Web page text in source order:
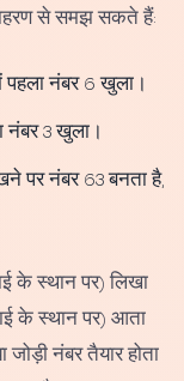
से समझ सकते हैं:
नंबर 6 खुला।
3 खुला।
पर नंबर 63 बनता है,
के स्थान पर) लिखा
के स्थान पर) आता
नंबर तैयार होता